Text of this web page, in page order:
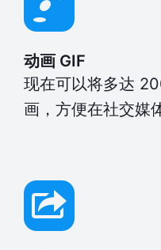
动画 GIF
现在可以将多达
画，方便在社交媒